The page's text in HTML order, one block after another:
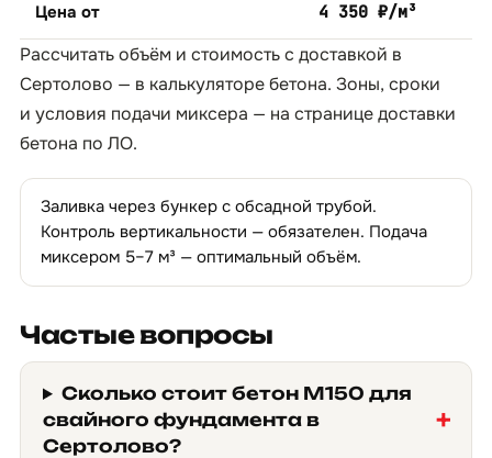
Цена от 4 350 ₽/м³
Рассчитать объём и стоимость с доставкой в
Сертолово — в калькуляторе бетона. Зоны, сроки
и условия подачи миксера — на страницедоставки
бетона по ЛО.
Заливка через бункер с обсадной трубой.
Контроль вертикальности — обязателен. Подача
миксером 5–7 м³ — оптимальный объём.
Частые вопросы
Сколько стоит бетон М150 для
свайного фундамента в
Сертолово?